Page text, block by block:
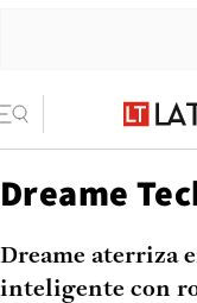
Dreame
Dreame aterriza
inteligente con